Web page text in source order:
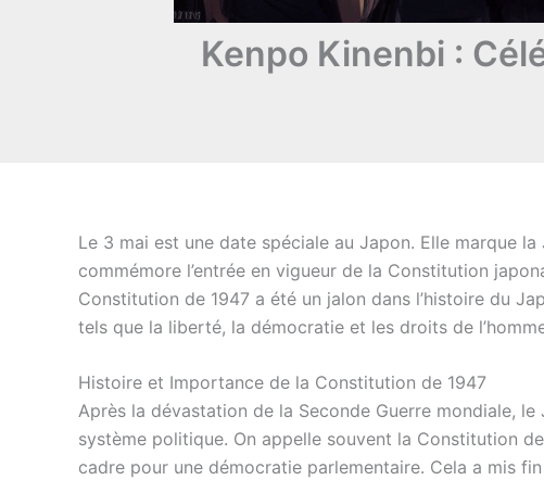
Kenpo Kinenbi :
Le 3 mai est une date spéciale au Japon. Elle marque
commémore l’entrée en vigueur de la Constitution
Constitution de 1947 a été un jalon dans l’histoire du
tels que la liberté, la démocratie et les droits de
Histoire et Importance de la Constitution de 1947
Après la dévastation de la Seconde Guerre mondiale,
système politique. On appelle souvent la Constitution
cadre pour une démocratie parlementaire. Cela a mis